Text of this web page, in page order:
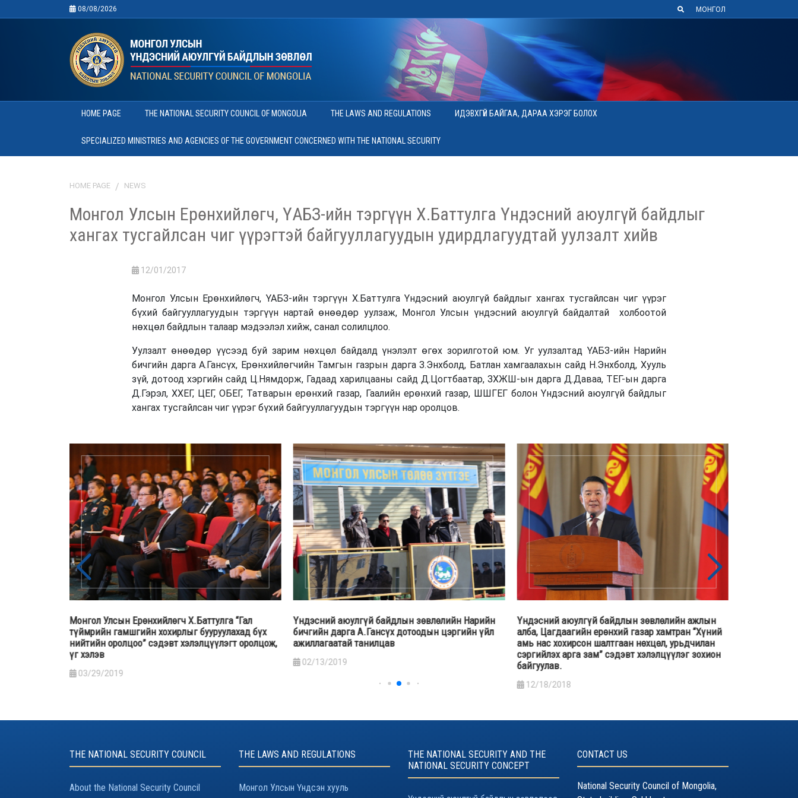
08/08/2026 МОНГОЛ
HOME PAGE THE NATIONAL SECURITY COUNCIL OF MONGOLIA THE LAWS AND REGULATIONS ИДЭВХГҮЙ БАЙГАА, ДАРАА ХЭРЭГ БОЛОХ
SPECIALIZED MINISTRIES AND AGENCIES OF THE GOVERNMENT CONCERNED WITH THE NATIONAL SECURITY
HOME PAGE NEWS
Монгол Улсын Ерөнхийлөгч, ҮАБЗ-ийн тэргүүн Х.Баттулга Үндэсний аюулгүй байдлыг
хангах тусгайлсан чиг үүрэгтэй байгууллагуудын удирдлагуудтай уулзалт хийв
12/01/2017
Монгол Улсын Ерөнхийлөгч, ҮАБЗ-ийн тэргүүн Х.Баттулга Үндэсний аюулгүй байдлыг хангах тусгайлсан чиг үүрэг
бүхий байгууллагуудын тэргүүн нартай өнөөдөр уулзаж, Монгол Улсын үндэсний аюулгүй байдалтай холбоотой
нөхцөл байдлын талаар мэдээлэл хийж, санал солилцлоо.
Уулзалт өнөөдөр үүсээд буй зарим нөхцөл байдалд үнэлэлт өгөх зорилготой юм. Уг уулзалтад ҮАБЗ-ийн Нарийн
бичгийн дарга А.Гансүх, Ерөнхийлөгчийн Тамгын газрын дарга З.Энхболд, Батлан хамгаалахын сайд Н.Энхболд, Хууль
зүй, дотоод хэргийн сайд Ц.Нямдорж, Гадаад харилцааны сайд Д.Цогтбаатар, ЗХЖШ-ын дарга Д.Даваа, ТЕГ-ын дарга
Д.Гэрэл, ХХЕГ, ЦЕГ, ОБЕГ, Татварын ерөнхий газар, Гаалийн ерөнхий газар, ШШГЕГ болон Үндэсний аюулгүй байдлыг
хангах тусгайлсан чиг үүрэг бүхий байгууллагуудын тэргүүн нар оролцов.
Монгол Улсын Ерөнхийлөгч Х.Баттулга “Гал
түймрийн гамшгийн хохирлыг бууруулахад бүх
нийтийн оролцоо” сэдэвт хэлэлцүүлэгт оролцож,
үг хэлэв
03/29/2019
Үндэсний аюулгүй байдлын зөвлөлийн Нарийн
бичгийн дарга А.Гансүх дотоодын цэргийн үйл
ажиллагаатай танилцав
02/13/2019
Үндэсний аюулгүй байдлын зөвлөлийн ажлын
алба, Цагдаагийн ерөнхий газар хамтран “Хүний
амь нас хохирсон шалтгаан нөхцөл, урьдчилан
сэргийлэх арга зам” сэдэвт хэлэлцүүлэг зохион
байгуулав.
12/18/2018
THE NATIONAL SECURITY COUNCIL
About the National Security Council
THE LAWS AND REGULATIONS
Монгол Улсын Үндсэн хууль
THE NATIONAL SECURITY AND THE
NATIONAL SECURITY CONCEPT
CONTACT US
National Security Council of Mongolia,